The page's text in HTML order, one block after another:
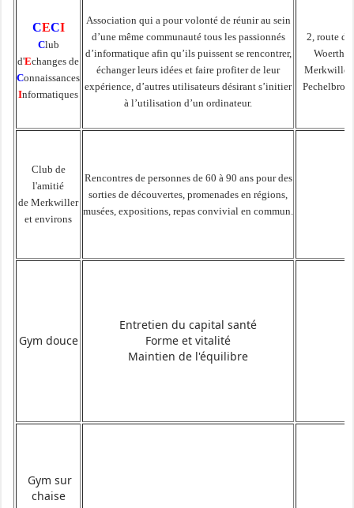
CECI
Club
d'Echanges de
Connaissances
Informatiques
Association qui a pour volonté de réunir au sein
d’une même communauté tous les passionnés
d’informatique afin qu’ils puissent se rencontrer,
échanger leurs idées et faire profiter de leur
expérience, d’autres utilisateurs désirant s’initier
à l’utilisation d’un ordinateur.
2, route de
Woerth
Merkwiller-
Club de
l'amitié
de Merkwiller
et environs
Rencontres de personnes de 60 à 90 ans pour des
sorties de découvertes, promenades en régions,
musées, expositions, repas convivial en commun.
Gym douce
Entretien du capital santé
Forme et vitalité
Maintien de l'équilibre
Gym sur
chaise